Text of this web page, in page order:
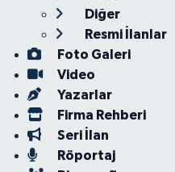
Diğer
Resmi İlanlar
Foto Galeri
Video
Yazarlar
Firma Rehberi
Seri İlan
Röportaj